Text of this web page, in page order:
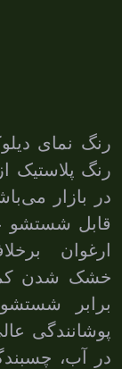
رنگ نمای
رنگ پلاستیک
در بازار
قابل شستشو
ارغوان
خشک شدن
برابر
پوشانندگی
در آب،